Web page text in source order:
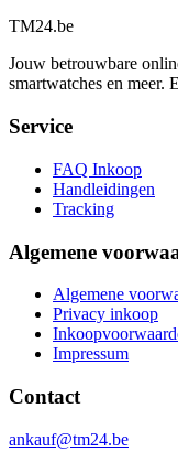
TM24.be
Jouw betrouwbare
smartwatches en meer.
Service
FAQ Inkoop
Handleidingen
Tracking
Algemene
Algemene
Privacy inkoop
Impressum
Contact
ankauf@tm24.be